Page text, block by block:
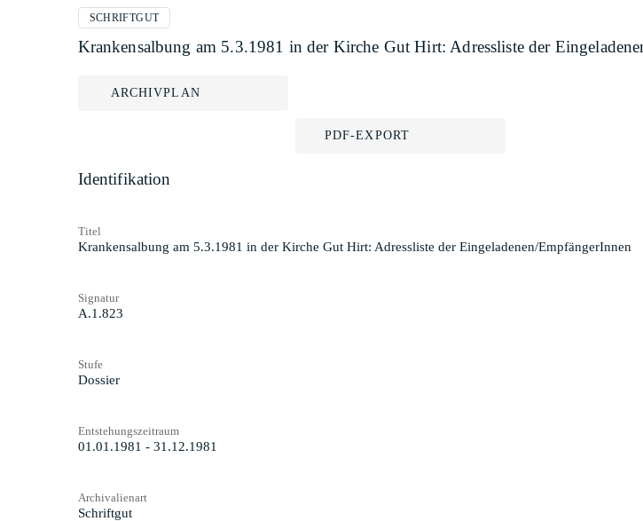
SCHRIFTGUT
Krankensalbung am 5.3.1981 in der Kirche Gut Hirt: Adressliste der
ARCHIVPLAN
PDF-EXPORT
Identifikation
Titel
Krankensalbung am 5.3.1981 in der Kirche Gut Hirt: Adressliste der Eingeladenen/EmpfängerInnen
Signatur
A.1.823
Stufe
Dossier
Entstehungszeitraum
01.01.1981 - 31.12.1981
Archivalienart
Schriftgut